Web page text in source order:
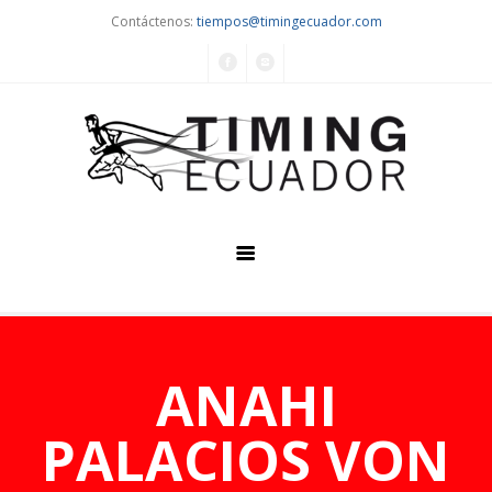
Contáctenos: tiempos@timingecuador.com
Servicios
Eventos
ANAHI
PALACIOS VON